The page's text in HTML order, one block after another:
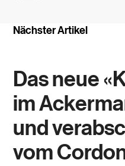
Nächster Artikel
Das neue
im
und
vom